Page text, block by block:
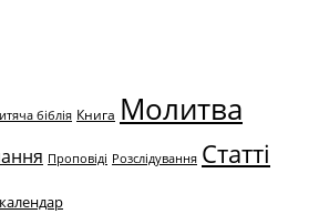
біблія Книга Молитва
Проповіді Розслідування Статті